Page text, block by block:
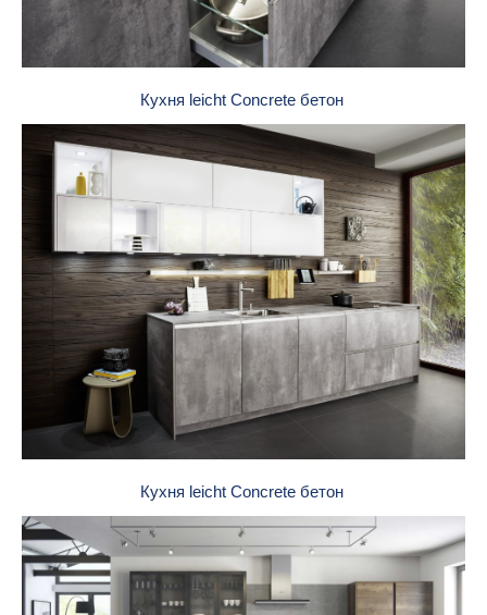
Кухня leicht Concrete бетон
Кухня leicht Concrete бетон